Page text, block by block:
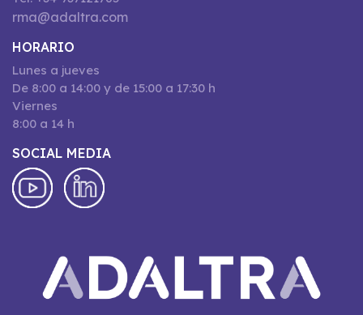
rma@adaltra.com
HORARIO
Lunes a jueves
De 8:00 a 14:00 y de 15:00 a 17:30 h
Viernes
8:00 a 14 h
SOCIAL MEDIA